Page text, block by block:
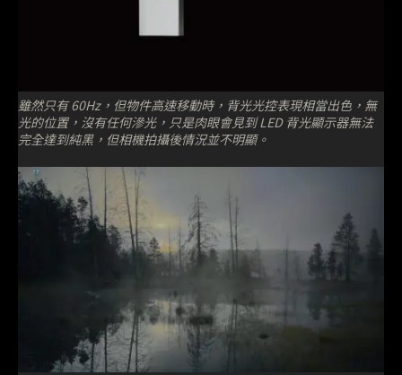
雖然只有 60Hz，但物件高速移動時，背光光控表現相當出色，無
光的位置，沒有任何滲光，只是肉眼會見到 LED 背光顯示器無法
完全達到純黑，但相機拍攝後情況並不明顯。